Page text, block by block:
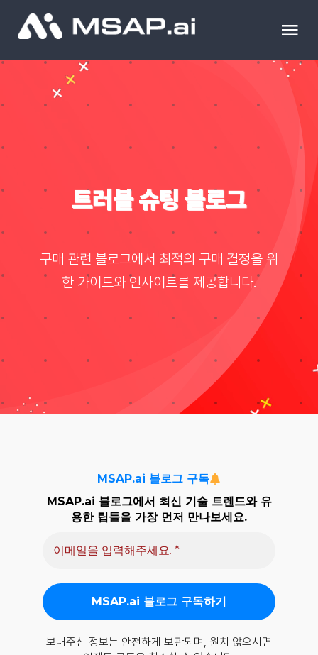
이벤트 & 세미나
블로그
자료실
기술지원
Search
트러블 슈팅 블로그
구매 관련 블로그에서 최적의 구매 결정을 위
한 가이드와 인사이트를 제공합니다.
MSAP.ai 블로그 구독
MSAP.ai 블로그에서 최신 기술 트렌드와 유
용한 팁들을 가장 먼저 만나보세요.
보내주신 정보는 안전하게 보관되며, 원치 않으시면